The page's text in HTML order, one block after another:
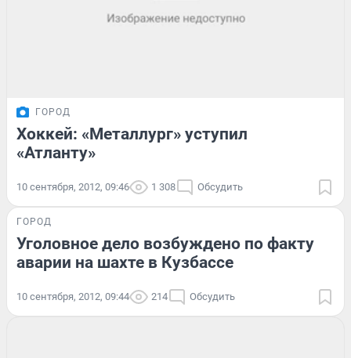
ГОРОД
Хоккей: «Металлург» уступил
«Атланту»
10 сентября, 2012, 09:46 1 308 Обсудить
ГОРОД
Уголовное дело возбуждено по факту
аварии на шахте в Кузбассе
10 сентября, 2012, 09:44 214 Обсудить